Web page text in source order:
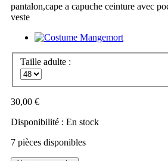
pantalon,cape a capuche ceinture avec
veste
Taille adulte :
30,00 €
Disponibilité : En stock
7 pièces disponibles